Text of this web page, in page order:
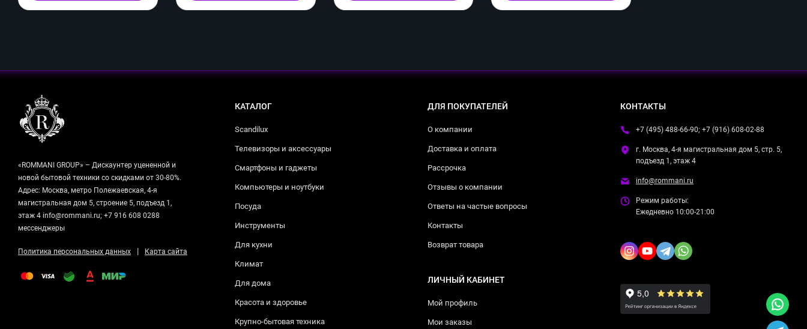
«ROMMANI GROUP» – Дискаунтер уцененной и
новой бытовой техники со скидками от 30-80%.
Адрес: Москва, метро Полежаевская, 4-я
магистральная дом 5, строение 5, подъезд 1,
этаж 4 info@rommani.ru; +7 916 608 0288
мессенджеры
Политика персональных данных | Карта сайта
КАТАЛОГ
Scandilux
Телевизоры и аксессуары
Смартфоны и гаджеты
Компьютеры и ноутбуки
Посуда
Инструменты
Для кухни
Климат
Для дома
Красота и здоровье
Крупно-бытовая техника
ДЛЯ ПОКУПАТЕЛЕЙ
О компании
Доставка и оплата
Рассрочка
Отзывы о компании
Ответы на частые вопросы
Контакты
Возврат товара
ЛИЧНЫЙ КАБИНЕТ
Мой профиль
Мои заказы
КОНТАКТЫ
+7 (495) 488-66-90; +7 (916) 608-02-88
г. Москва, 4-я магистральная дом 5, стр. 5,
подъезд 1, этаж 4
info@rommani.ru
Режим работы:
Ежедневно 10:00-21:00